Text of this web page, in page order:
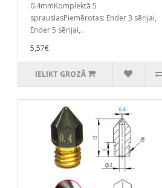
0.4mmKomplektā 5
sprauslasPiemērotas: Ender 3 sērijai,
Ender 5 sērijai,..
5,57€
IELIKT GROZĀ